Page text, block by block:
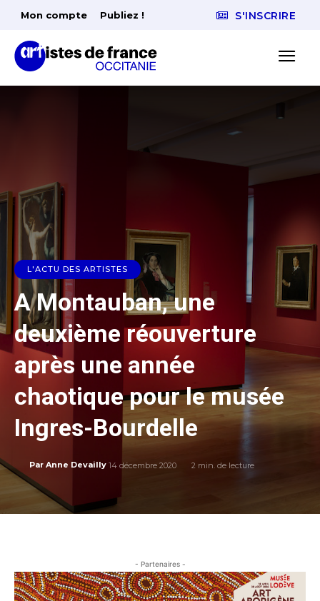
Mon compte Publiez ! S'INSCRIRE
L'ACTU DES ARTISTES
A Montauban, une
deuxième réouverture
après une année
chaotique pour le musée
Ingres-Bourdelle
Par Anne Devailly 14 décembre 2020 2 min. de lecture
- Partenaires -